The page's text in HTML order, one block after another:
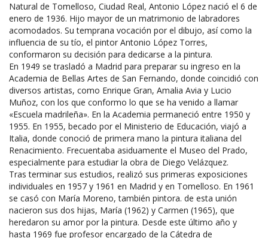
Natural de Tomelloso, Ciudad Real, Antonio López nació el 6 de
enero de 1936. Hijo mayor de un matrimonio de labradores
acomodados. Su temprana vocación por el dibujo, así como la
influencia de su tío, el pintor Antonio López Torres,
conformaron su decisión para dedicarse a la pintura.
En 1949 se trasladó a Madrid para preparar su ingreso en la
Academia de Bellas Artes de San Fernando, donde coincidió con
diversos artistas, como Enrique Gran, Amalia Avia y Lucio
Muñoz, con los que conformo lo que se ha venido a llamar
«Escuela madrileña». En la Academia permaneció entre 1950 y
1955. En 1955, becado por el Ministerio de Educación, viajó a
Italia, donde conoció de primera mano la pintura italiana del
Renacimiento. Frecuentaba asiduamente el Museo del Prado,
especialmente para estudiar la obra de Diego Velázquez.
Tras terminar sus estudios, realizó sus primeras exposiciones
individuales en 1957 y 1961 en Madrid y en Tomelloso. En 1961
se casó con María Moreno, también pintora. de esta unión
nacieron sus dos hijas, María (1962) y Carmen (1965), que
heredaron su amor por la pintura. Desde este último año y
hasta 1969 fue profesor encargado de la Cátedra de